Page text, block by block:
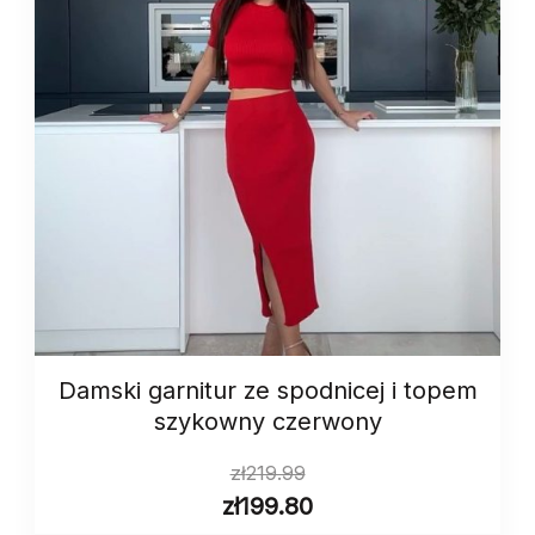
Damski garnitur ze spodnicej i topem
szykowny czerwony
zł219.99
zł199.80